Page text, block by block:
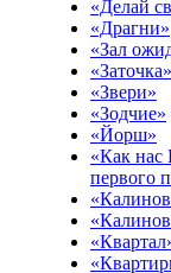
«Делай
«Драгни»
«Зал
«Заточка»
«Звери»
«Зодчие»
«Йорш»
«Как
первого